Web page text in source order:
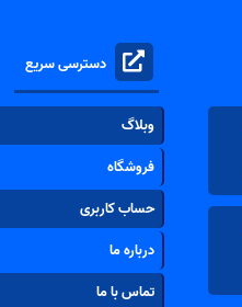
دسترسی سریع
وبلاگ
فروشگاه
حساب کاربری
درباره ما
تماس با ما